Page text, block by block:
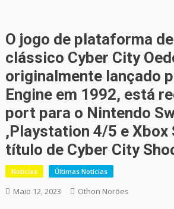
O jogo de plataforma
clássico Cyber City
originalmente lançado
Engine em 1992, está
port para o Nintendo
,Playstation 4/5 e Xbox
título de Cyber City
Notícias Últimas Notícias
Maio 12, 2023 Othon Norões